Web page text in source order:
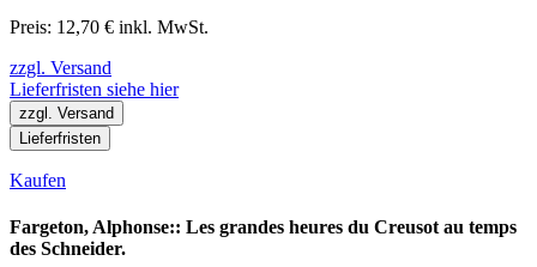
Preis: 12,70 € inkl. MwSt.
zzgl. Versand
Lieferfristen siehe hier
zzgl. Versand
Lieferfristen
Kaufen
Fargeton, Alphonse:: Les grandes heures du Creusot au temps
des Schneider.